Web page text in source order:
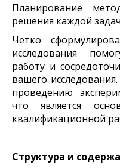
Планирование
решения каждой
Четко
исследования
работу и
вашего
проведению
что является
квалификационной
Структура и